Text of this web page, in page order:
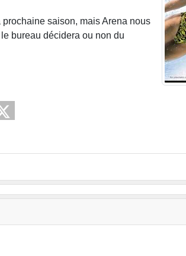
saison, mais Arena nous
bureau décidera ou non du